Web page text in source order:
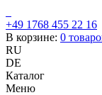
+49 1768 455 22 16
В корзине: 0
RU
DE
Каталог
Меню